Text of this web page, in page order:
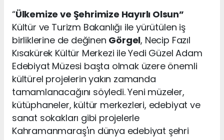
“Ülkemize ve Şehrimize Hayırlı Olsun”
Kültür ve Turizm Bakanlığı ile yürütülen iş
birliklerine de değinen Görgel, Necip Fazıl
Kısakürek Kültür Merkezi ile Yedi Güzel Adam
Edebiyat Müzesi başta olmak üzere önemli
kültürel projelerin yakın zamanda
tamamlanacağını söyledi. Yeni müzeler,
kütüphaneler, kültür merkezleri, edebiyat ve
sanat sokakları gibi projelerle
Kahramanmaraş'ın dünya edebiyat şehri